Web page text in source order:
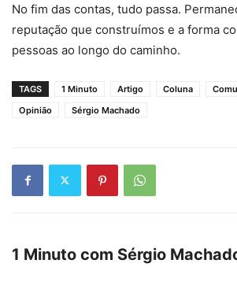
No fim das contas, tudo passa.
reputação que construímos e a forma
pessoas ao longo do caminho.
TAGS 1 Minuto Artigo Coluna
Opinião
Sérgio Machado
1 Minuto com Sérgio